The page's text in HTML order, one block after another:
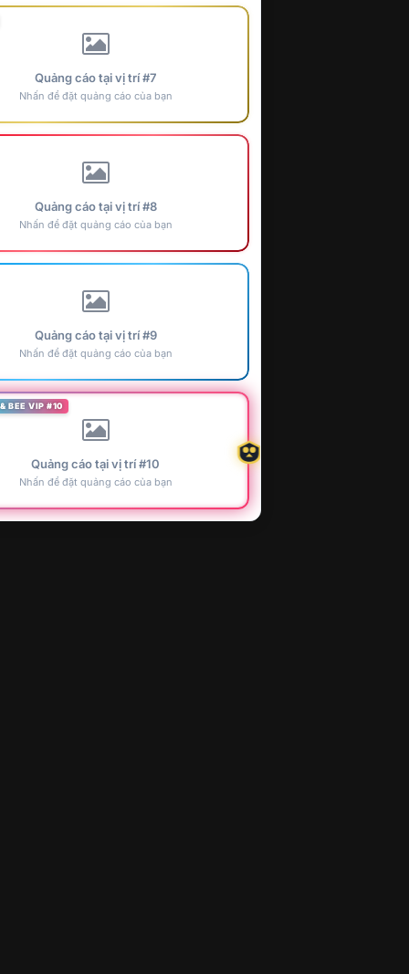
Quảng cáo tại vị trí #7
Nhấn để đặt quảng cáo của bạn
Quảng cáo tại vị trí #8
Nhấn để đặt quảng cáo của bạn
Quảng cáo tại vị trí #9
Nhấn để đặt quảng cáo của bạn
BEE VIP #10
Quảng cáo tại vị trí #10
Nhấn để đặt quảng cáo của bạn